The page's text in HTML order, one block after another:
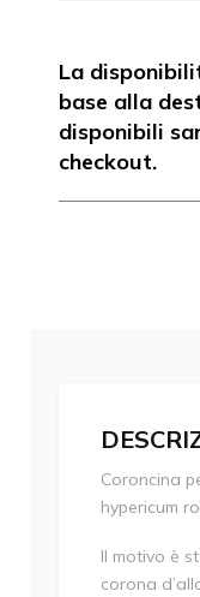
hypericum
e
gypsophila
quantità
La
base alla
disponibili
checkout.
Coroncina
hypericum
Il motivo è
corona